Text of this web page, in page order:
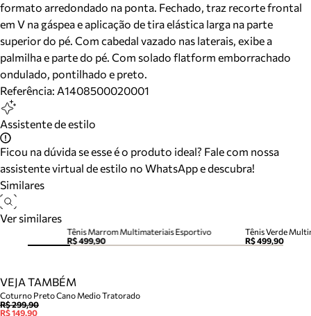
formato arredondado na ponta. Fechado, traz recorte frontal
em V na gáspea e aplicação de tira elástica larga na parte
superior do pé. Com cabedal vazado nas laterais, exibe a
palmilha e parte do pé. Com solado flatform emborrachado
ondulado, pontilhado e preto.
Referência: A1408500020001
Assistente de estilo
Ficou na dúvida se esse é o produto ideal? Fale com nossa
assistente virtual de estilo no WhatsApp e descubra!
Similares
Ver similares
Tênis Marrom Multimateriais Esportivo
R$ 499,90
Tênis Verde
R$ 499,90
VEJA TAMBÉM
Coturno Preto Cano Medio Tratorado
R$ 299,90
R$ 149,90